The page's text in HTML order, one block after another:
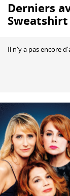
Derniers
Il n'y a pas encore